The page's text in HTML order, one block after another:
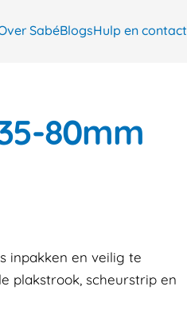
SabéBlogsHulp en contact
80mm
inpakken en veilig te
plakstrook, scheurstrip en